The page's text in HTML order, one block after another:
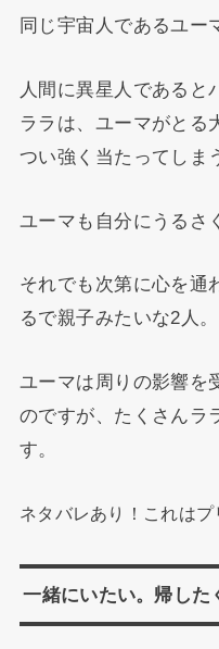
同じ宇宙人であるユー
人間に異星人であると
ララは、ユーマがとる
つい強く当たってしま
ユーマも自分にうるさ
それでも次第に心を通
るで親子みたいな2人。
ユーマは周りの影響を
のですが、たくさんラ
す。
ネタバレあり！これは
一緒にいたい。帰した